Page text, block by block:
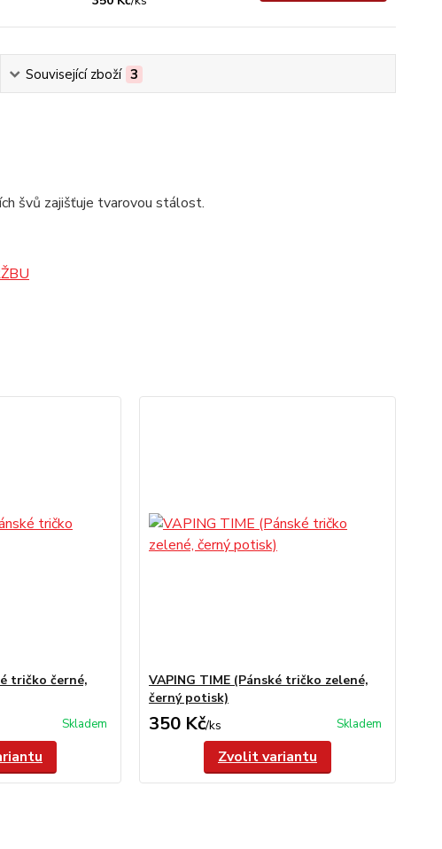
Související zboží 3
švů zajišťuje tvarovou stálost.
tričko černé,
Skladem
VAPING TIME (Pánské tričko zelené,
černý potisk)
350 Kč/ks Skladem
Zvolit variantu